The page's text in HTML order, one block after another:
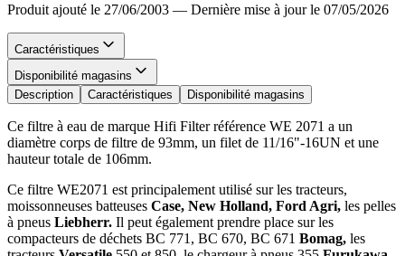
Produit ajouté le 27/06/2003 — Dernière mise à jour le 07/05/2026
Caractéristiques
Disponibilité magasins
Description
Caractéristiques Disponibilité magasins
Ce filtre à eau de marque Hifi Filter référence WE 2071 a un
diamètre corps de filtre de 93mm, un filet de 11/16"-16UN et une
hauteur totale de 106mm.
Ce filtre WE2071 est principalement utilisé sur les tracteurs,
moissonneuses batteuses Case, New Holland, Ford Agri, les pelles
à pneus Liebherr. Il peut également prendre place sur les
compacteurs de déchets BC 771, BC 670, BC 671 Bomag, les